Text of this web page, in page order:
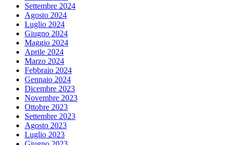
Settembre 2024
Agosto 2024
Luglio 2024
Giugno 2024
Maggio 2024
Aprile 2024
Marzo 2024
Febbraio 2024
Gennaio 2024
Dicembre 2023
Novembre 2023
Ottobre 2023
Settembre 2023
Agosto 2023
Luglio 2023